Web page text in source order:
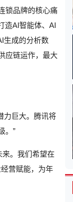
锁品牌的核心痛
造AI智能体、AI
生成的分析数
应链运作，最大
力巨大。腾讯将
。”
。我们希望在
营赋能，为年